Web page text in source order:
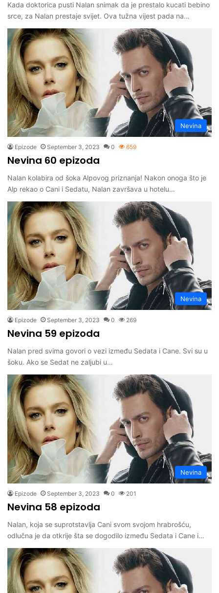
Kada doktorica pusti Nalan snimak da je prestalo kucati bebino
srce, za Nalan prestaje svijet. Ova tužna vijest pada na…
Nevina
Epizode September 3, 2023 0 659
Nevina 60 epizoda
Nalan kolabira od šoka Alpovog priznanja! Nakon onoga što je
Alp rekao o Cani i Sedatu, Nalan završava u hotelu…
Nevina
Epizode September 3, 2023 0 269
Nevina 59 epizoda
Nalan pred svima govori o vezi između Sedata i Cane. Svi su u
šoku. Ako se Sedat ne zaljubi u…
Nevina
Epizode September 3, 2023 0 201
Nevina 58 epizoda
Nalan, koja se suprotstavlja Cani svom svojom hrabrošću,
odlučna je da otkrije šta se dogodilo između Sedata i Cane i…